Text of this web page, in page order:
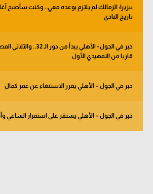
بيزيرا: الزمالك لم يلتزم بوعده معي.. وكنت سأصبح
تاريخ النادي
خبر في الجول - الأهلي يبدأ من دور
قاريا من التمهيدي الأول
خبر في الجول – الأهلي يقرر الاستنغاء عن عمر كمال
خبر في الجول – الأهلي يستقر على استمرار الساعي